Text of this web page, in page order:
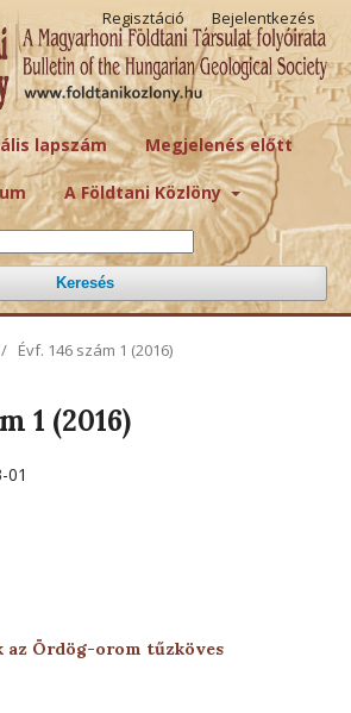
lapszám Megjelenés előtt
A Földtani Közlöny
Keresés
Regisztáció Bejelentkezés
/ Évf. 146 szám 1 (2016)
1 (2016)
01
az Ördög-orom tűzköves